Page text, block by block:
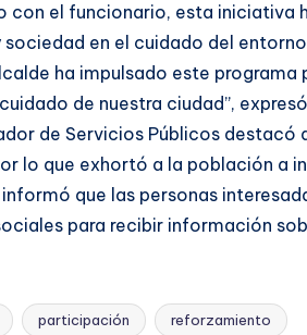
con el funcionario, esta
sociedad en el cuidado del
ha impulsado este
de nuestra ciudad”,
de Servicios Públicos destacó
lo que exhortó a la población a
que las personas
para recibir información
participación reforzamiento